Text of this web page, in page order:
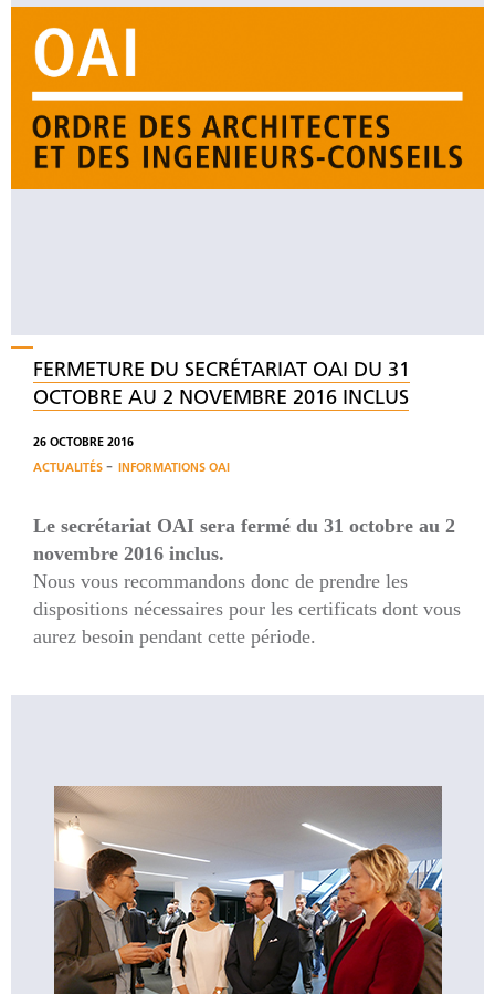
FERMETURE DU SECRÉTARIAT OAI DU 31
OCTOBRE AU 2 NOVEMBRE 2016 INCLUS
26 OCTOBRE 2016
ACTUALITÉS - INFORMATIONS OAI
Le secrétariat OAI sera fermé du 31 octobre au 2
novembre 2016 inclus.
Nous vous recommandons donc de prendre les
dispositions nécessaires pour les certificats dont vous
aurez besoin pendant cette période.